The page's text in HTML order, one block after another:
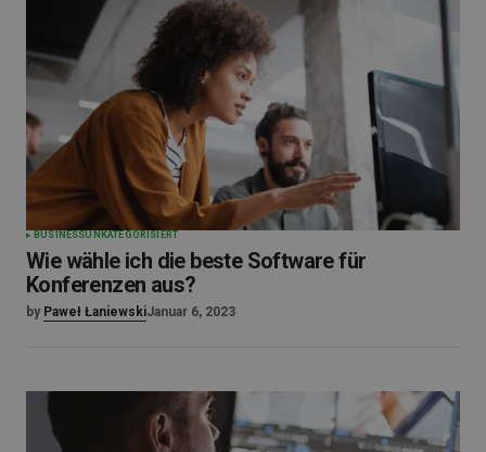
BUSINESSUNKATEGORISIERT
Wie wähle ich die beste Software für
Konferenzen aus?
by Paweł ŁaniewskiJanuar 6, 2023